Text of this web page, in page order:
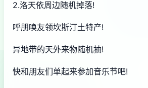
2.洛天依周边随机掉落!
呼朋唤友领坎斯汀土特产!
异地带的天外来物随机抽!
快和朋友们单起来参加音乐节吧!